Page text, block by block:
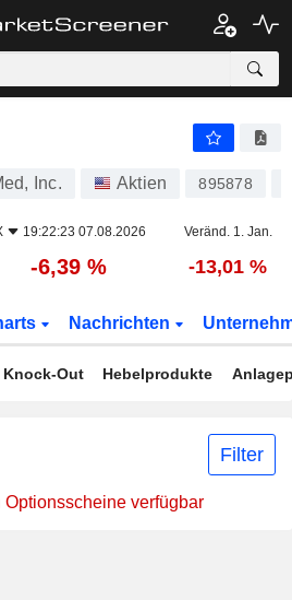
Inc. Aktien 895878
19:22:23 07.08.2026 Veränd. 1. Jan.
-6,39 % -13,01 %
Nachrichten
Knock-Out Hebelprodukte
Filter
Optionsscheine verfügbar